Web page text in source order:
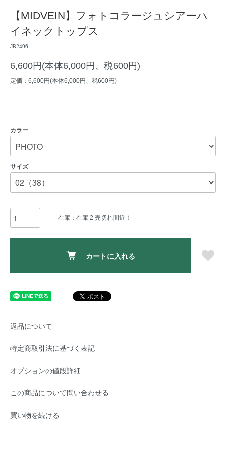
【MIDVEIN】フォトコラージュシアーハ
イネックトップス
JB2496
6,600円(本体6,000円、税600円)
定価：6,600円(本体6,000円、税600円)
カラー
サイズ
在庫：在庫 2 売切れ間近！
カートに入れる
返品について
特定商取引法に基づく表記
オプションの値段詳細
この商品について問い合わせる
買い物を続ける